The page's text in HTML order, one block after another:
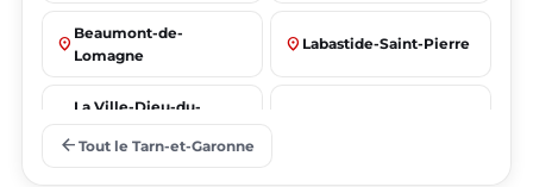
place
Beaumont-de-
Lomagne
place Labastide-Saint-Pierre
La Ville-Dieu-du-
arrow_back Tout le Tarn-et-Garonne